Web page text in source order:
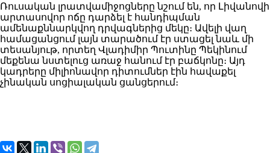
Ռուսական լրատվամիջոցները նշում են, որ Լիվանովի
արտասովոր ոճը դարձել է հանդիպման
ամենաքննարկվող դրվագներից մեկը։ Ավելի վաղ
համացանցում լայն տարածում էր ստացել նաև մի
տեսանյութ, որտեղ Վլադիմիր Պուտինը Պեկինում
մեքենա նստելուց առաջ հանում էր բաճկոնը։ Այդ
կադրերը միլիոնավոր դիտումներ էին հավաքել
չինական սոցիալական ցանցերում։